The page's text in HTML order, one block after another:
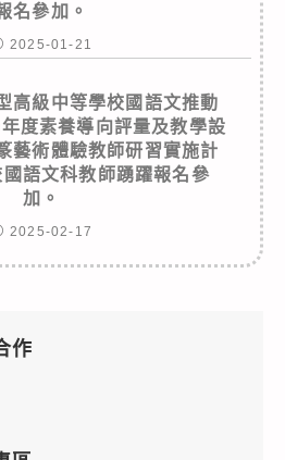
名參加。
2025-01-21
高級中等學校國語文推動
度素養導向評量及教學設
藝術體驗教師研習實施計
語文科教師踴躍報名參
加。
2025-02-17
作